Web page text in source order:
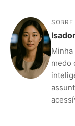
medo